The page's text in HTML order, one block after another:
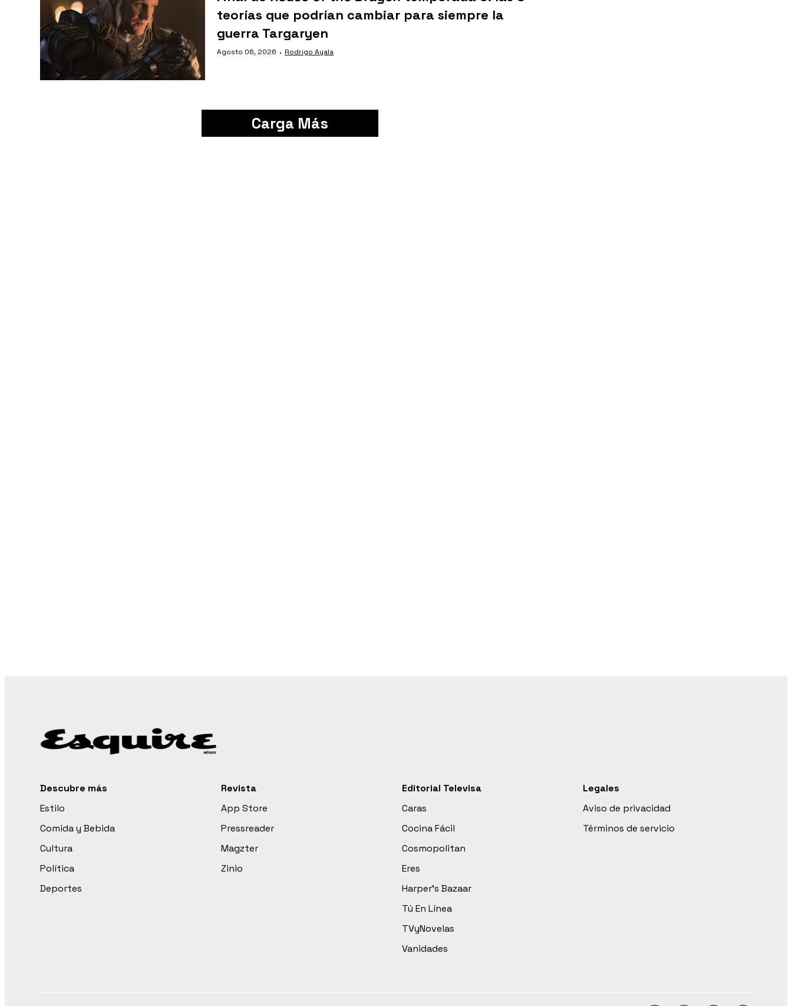
teorías que podrían cambiar para siempre la
guerra Targaryen
Agosto 06, 2026 · Rodrigo Ayala
Carga Más
Descubre más
Estilo
Comida y Bebida
Cultura
Política
Deportes
Revista
App Store
Pressreader
Magzter
Zinio
Editorial Televisa
Caras
Cocina Fácil
Cosmopolitan
Eres
Harper’s Bazaar
Tú En Línea
TVyNovelas
Vanidades
Legales
Aviso de privacidad
Términos de servicio